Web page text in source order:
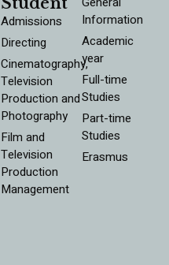
Admissions
Directing
Cinematography,
Television
Production and
Photography
Film and
Television
Production
Management
Information
Academic
year
Full-time
Studies
Part-time
Studies
Erasmus